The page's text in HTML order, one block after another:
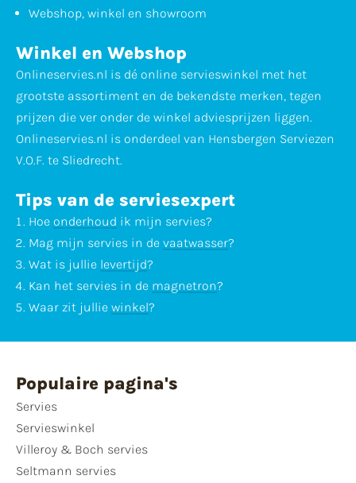
Webshop, winkel en showroom
Winkel en Webshop
Onlineservies.nl is dé online servieswinkel met het
grootste assortiment en de bekendste merken, tegen
prijzen die ver onder de winkel adviesprijzen liggen.
Onlineservies.nl is onderdeel van Hensbergen Serviezen
V.O.F. te Sliedrecht.
Tips van de serviesexpert
Hoe onderhoud ik mijn servies?
Mag mijn servies in de vaatwasser?
Wat is jullie levertijd?
Kan het servies in de magnetron?
Waar zit jullie winkel?
Populaire pagina's
Servies
Servieswinkel
Villeroy & Boch servies
Seltmann servies